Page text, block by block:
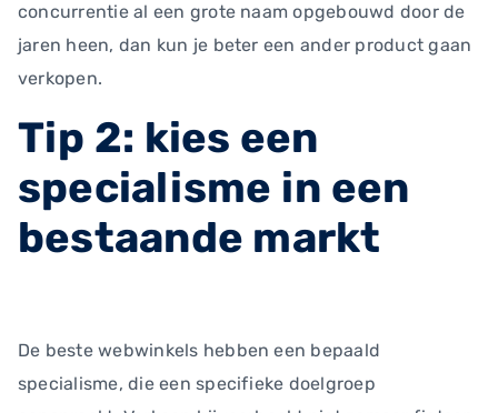
concurrentie al een grote naam opgebouwd door de
jaren heen, dan kun je beter een ander product gaan
verkopen.
Tip 2: kies een
specialisme in een
bestaande markt
De beste webwinkels hebben een bepaald
specialisme, die een specifieke doelgroep